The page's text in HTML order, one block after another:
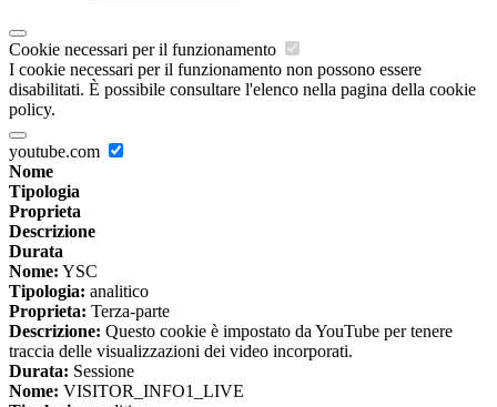
Cookie necessari per il funzionamento
I cookie necessari per il funzionamento non possono essere
disabilitati. È possibile consultare l'elenco nella pagina della cookie
policy.
youtube.com
Nome
Tipologia
Proprieta
Descrizione
Durata
Nome: YSC
Tipologia: analitico
Proprieta: Terza-parte
Descrizione: Questo cookie è impostato da YouTube per tenere
traccia delle visualizzazioni dei video incorporati.
Durata: Sessione
Nome: VISITOR_INFO1_LIVE